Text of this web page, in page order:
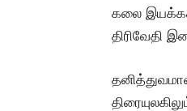
கலை
திரிவேதி